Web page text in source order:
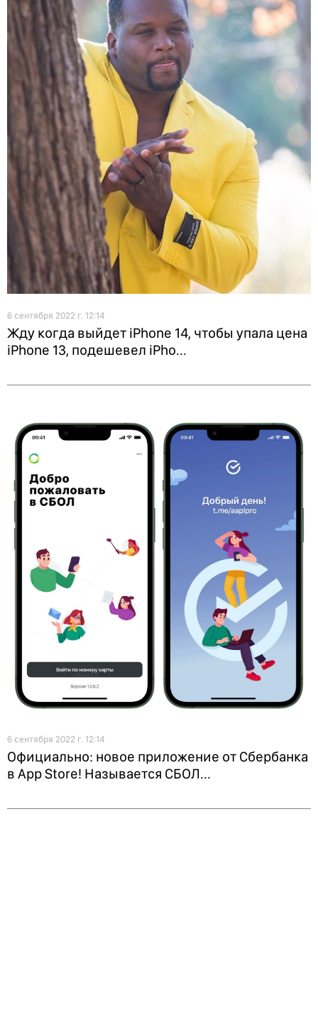
6 сентября 2022 г. 12:14
Жду когда выйдет iPhone 14, чтобы упала цена
iPhone 13, подешевел iPho...
6 сентября 2022 г. 12:14
Официально: новое приложение от Сбербанка
в App Store! Называется СБОЛ...